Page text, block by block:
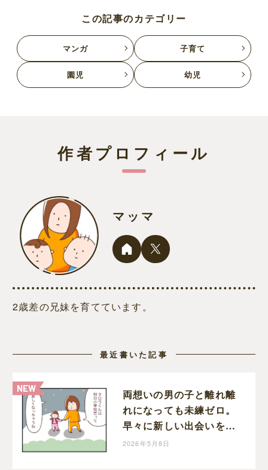
この記事のカテゴリー
マンガ 子育て
園児 幼児
作者プロフィール
マッマ
2歳差の兄妹を育てています。
最近書いた記事
両想いの男の子と離れ離
れになっても未練ゼロ。
早々に新しい出会いを待
つ切り替えの早い娘｜マ
2026年5月8日